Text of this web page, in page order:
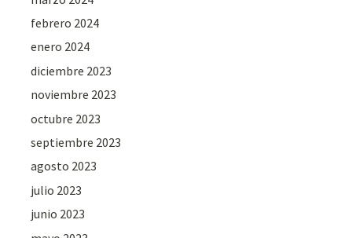
febrero 2024
enero 2024
diciembre 2023
noviembre 2023
octubre 2023
septiembre 2023
agosto 2023
julio 2023
junio 2023